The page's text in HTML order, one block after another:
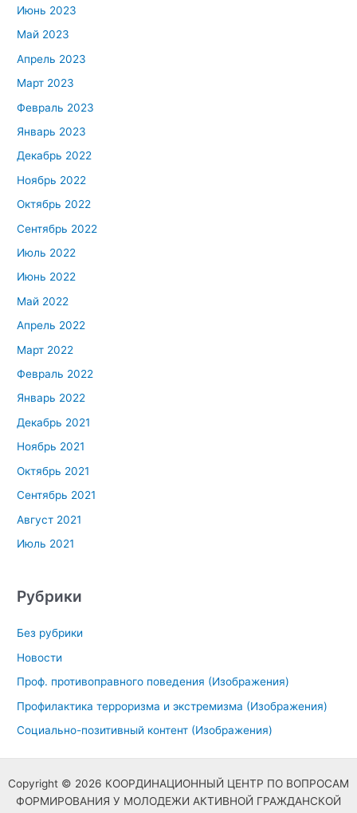
Июнь 2023
Май 2023
Апрель 2023
Март 2023
Февраль 2023
Январь 2023
Декабрь 2022
Ноябрь 2022
Октябрь 2022
Сентябрь 2022
Июль 2022
Июнь 2022
Май 2022
Апрель 2022
Март 2022
Февраль 2022
Январь 2022
Декабрь 2021
Ноябрь 2021
Октябрь 2021
Сентябрь 2021
Август 2021
Июль 2021
Рубрики
Без рубрики
Новости
Проф. противоправного поведения (Изображения)
Профилактика терроризма и экстремизма (Изображения)
Социально-позитивный контент (Изображения)
Copyright © 2026 КООРДИНАЦИОННЫЙ ЦЕНТР ПО ВОПРОСАМ
ФОРМИРОВАНИЯ У МОЛОДЕЖИ АКТИВНОЙ ГРАЖДАНСКОЙ